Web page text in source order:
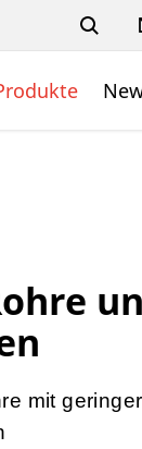
mit